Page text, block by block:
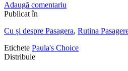
Adaugă comentariu
Publicat în
Cu și despre Pasagera, Rutina
Etichete Paula's Choice
Distribuie